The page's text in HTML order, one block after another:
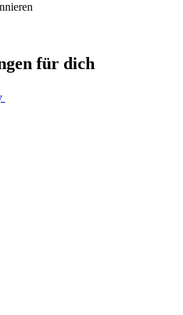
für dich